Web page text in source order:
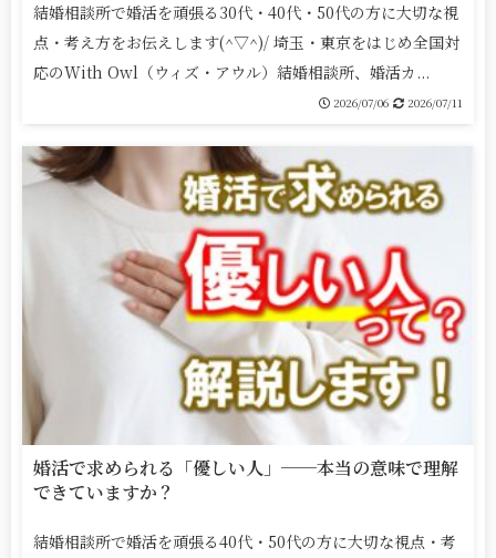
結婚相談所で婚活を頑張る30代・40代・50代の方に大切な視
点・考え方をお伝えします(^▽^)/ 埼玉・東京をはじめ全国対
応のWith Owl（ウィズ・アウル）結婚相談所、婚活カ...
2026/07/06 2026/07/11
婚活で求められる「優しい人」──本当の意味で理解
できていますか？
結婚相談所で婚活を頑張る40代・50代の方に大切な視点・考